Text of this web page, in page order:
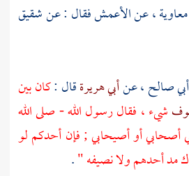
، عنالأعمشفقال : عنشقيق
أبي صالح، عنأبي هريرةقال :كان بين
شيء ، فقال رسول الله - صلى الله
أو أصيحابي ; فإن أحدكم لو
مد أحدهم ولا نصيفه ".